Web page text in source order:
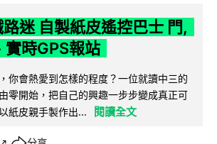
迷 自製紙皮遙控巴士 門,
實時GPS報站
你會熱愛到怎樣的程度？一位就讀中三的
零開始，把自己的興趣一步步變成真正可
紙皮親手製作出...
閱讀全文